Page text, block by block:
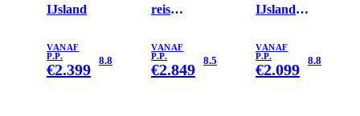
IJsland
VANAF
P.P.
€2.399 8.8
reis
VANAF
P.P.
€2.849 8.5
IJsland
VANAF
P.P.
€2.099 8.8